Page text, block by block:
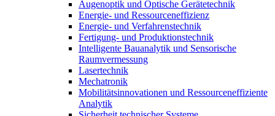
Augenoptik und Optische Gerätetechnik
Energie- und Ressourceneffizienz
Energie- und Verfahrenstechnik
Fertigung- und Produktionstechnik
Intelligente Bauanalytik und Sensorische
Raumvermessung
Lasertechnik
Mechatronik
Mobilitätsinnovationen und Ressourceneffiziente
Analytik